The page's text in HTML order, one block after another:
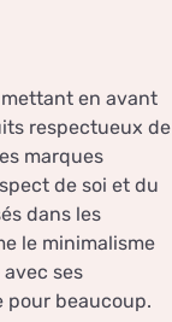
en avant
respectueux de
marques
de soi et du
dans les
le minimalisme
ses
pour beaucoup.